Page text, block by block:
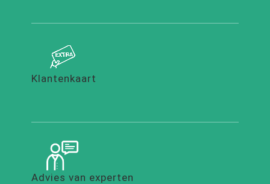
Klantenkaart
Advies van experten